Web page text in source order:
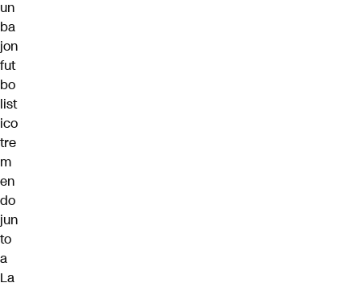
un
ba
jon
fut
bo
list
ico
tre
m
en
do
jun
to
a
La